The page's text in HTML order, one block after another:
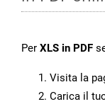
Per XLS in PDF
Visita la
Carica il